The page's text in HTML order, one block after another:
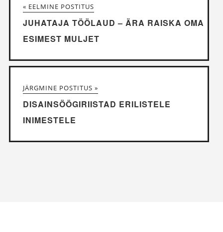
« EELMINE POSTITUS
JUHATAJA TÖÖLAUD – ÄRA RAISKA OMA
ESIMEST MULJET
JÄRGMINE POSTITUS »
DISAINSÖÖGIRIISTAD ERILISTELE
INIMESTELE